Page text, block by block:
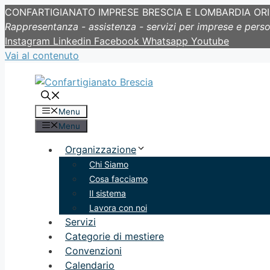
CONFARTIGIANATO IMPRESE BRESCIA E LOMBARDIA
Rappresentanza - assistenza - servizi per imprese e
Instagram Linkedin Facebook Whatsapp Youtube
Vai al contenuto
Menu
Menu
Organizzazione
Chi Siamo
Cosa facciamo
Il sistema
Lavora con noi
Servizi
Categorie di mestiere
Convenzioni
Calendario